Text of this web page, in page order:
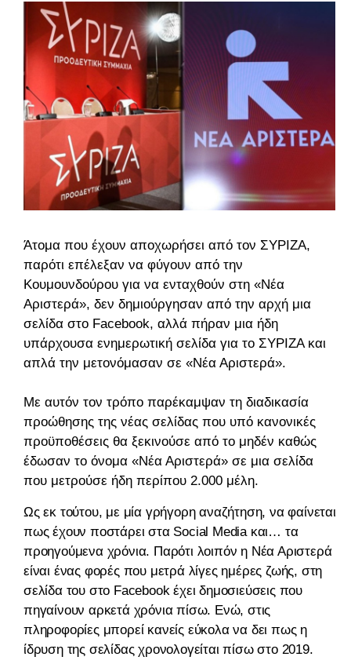
Άτομα που έχουν αποχωρήσει από τον ΣΥΡΙΖΑ,
παρότι επέλεξαν να φύγουν από την
Κουμουνδούρου για να ενταχθούν στη «Νέα
Αριστερά», δεν δημιούργησαν από την αρχή μια
σελίδα στο Facebook, αλλά πήραν μια ήδη
υπάρχουσα ενημερωτική σελίδα για το ΣΥΡΙΖΑ και
απλά την μετονόμασαν σε «Νέα Αριστερά».
Με αυτόν τον τρόπο παρέκαμψαν τη διαδικασία
προώθησης της νέας σελίδας που υπό κανονικές
προϋποθέσεις θα ξεκινούσε από το μηδέν καθώς
έδωσαν το όνομα «Νέα Αριστερά» σε μια σελίδα
που μετρούσε ήδη περίπου 2.000 μέλη.
Ως εκ τούτου, με μία γρήγορη αναζήτηση, να φαίνεται
πως έχουν ποστάρει στα Social Media και… τα
προηγούμενα χρόνια. Παρότι λοιπόν η Νέα Αριστερά
είναι ένας φορές που μετρά λίγες ημέρες ζωής, στη
σελίδα του στο Facebook έχει δημοσιεύσεις που
πηγαίνουν αρκετά χρόνια πίσω. Ενώ, στις
πληροφορίες μπορεί κανείς εύκολα να δει πως η
ίδρυση της σελίδας χρονολογείται πίσω στο 2019.